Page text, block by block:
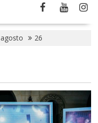
agosto 26